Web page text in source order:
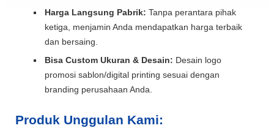
Harga Langsung Pabrik: Tanpa perantara pihak
ketiga, menjamin Anda mendapatkan harga terbaik
dan bersaing.
Bisa Custom Ukuran & Desain: Desain logo
promosi sablon/digital printing sesuai dengan
branding perusahaan Anda.
Produk Unggulan Kami: